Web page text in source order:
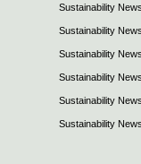
Sustainability
Sustainability
Sustainability
Sustainability
Sustainability
Sustainability